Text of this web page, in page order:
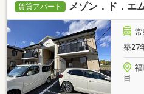
賃貸アパート メゾン．ド．エ
築27
目